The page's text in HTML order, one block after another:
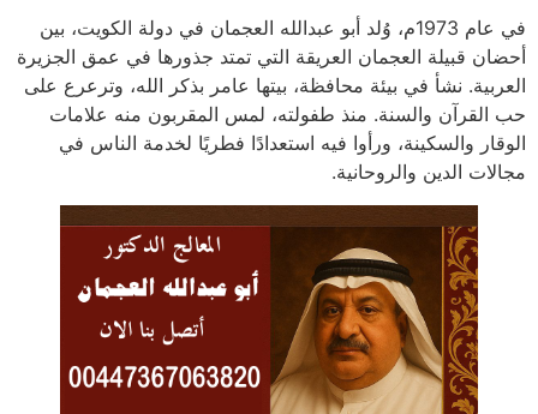
في عام 1973م، وُلد أبو عبدالله العجمان في دولة الكويت، بين
أحضان قبيلة العجمان العريقة التي تمتد جذورها في عمق الجزيرة
العربية. نشأ في بيئة محافظة، بيتها عامر بذكر الله، وترعرع على
حب القرآن والسنة. منذ طفولته، لمس المقربون منه علامات
الوقار والسكينة، ورأوا فيه استعدادًا فطريًا لخدمة الناس في
مجالات الدين والروحانية.